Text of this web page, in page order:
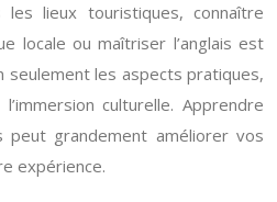
les lieux touristiques, connaître
locale ou maîtriser l’anglais est
seulement les aspects pratiques,
culturelle. Apprendre
peut grandement améliorer vos
expérience.